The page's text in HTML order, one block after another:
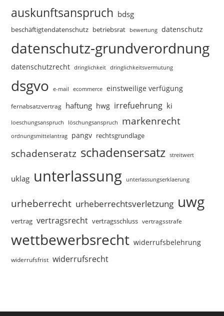
auskunftsanspruch bdsg
beschäftigtendatenschutz betriebsrat bewertung datenschutz
datenschutz-grundverordnung
datenschutzrecht dringlichkeit dringlichkeitsvermutung
dsgvo e-mail ecommerce einstweilige verfügung
fernabsatzvertrag haftung hwg irrefuehrung ki
loeschungsanspruch löschungsanspruch markenrecht
ordnungsmittelantrag pangv rechtsgrundlage
schadenseratz schadensersatz streitwert
uklag unterlassung unterlassungserklaerung
urheberrecht urheberrechtsverletzung uwg
vertrag vertragsrecht vertragsschluss vertragsstrafe
wettbewerbsrecht widerrufsbelehrung
widerrufsfrist widerrufsrecht